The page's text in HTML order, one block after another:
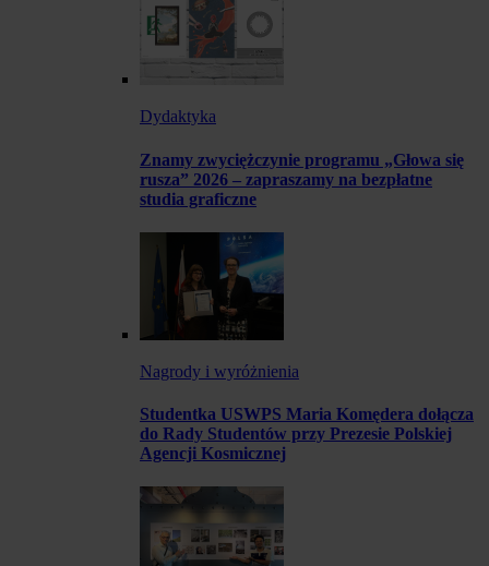
Dydaktyka
Znamy zwyciężczynie programu „Głowa się
rusza” 2026 – zapraszamy na bezpłatne
studia graficzne
Nagrody i wyróżnienia
Studentka USWPS Maria Komędera dołącza
do Rady Studentów przy Prezesie Polskiej
Agencji Kosmicznej